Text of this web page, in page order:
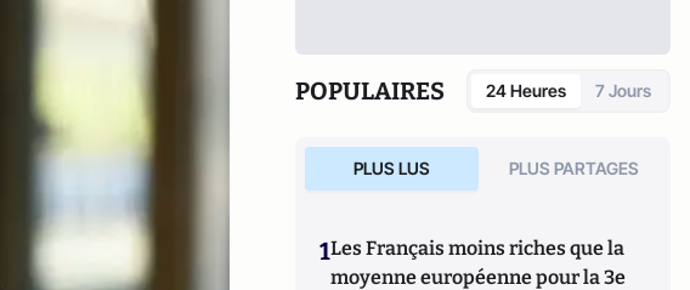
POPULAIRES 24 Heures 7 Jours
PLUS LUS PLUS PARTAGES
1Les Français moins riches que la
moyenne européenne pour la 3e